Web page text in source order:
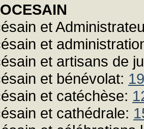
et
et
et artisans de
et bénévolat:
et catéchèse:
et cathédrale: